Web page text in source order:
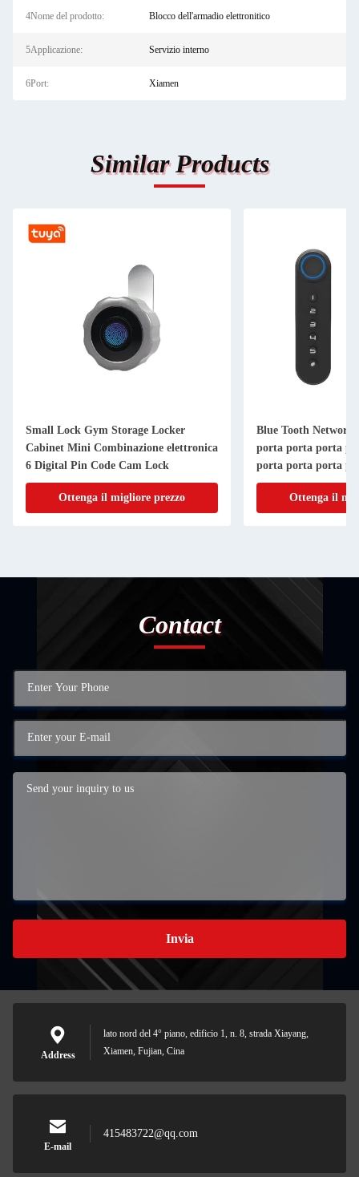
4Nome del prodotto: Blocco dell'armadio elettronitico
5Applicazione: Servizio interno
6Port: Xiamen
Similar Products
Small Lock Gym Storage Locker
Cabinet Mini Combinazione elettronica
6 Digital Pin Code Cam Lock
Ottenga il migliore prezzo
Blue Tooth
porta porta porta
porta porta porta
Ottenga il
Contact
Invia
Address
lato nord del 4° piano, edificio 1, n. 8, strada Xiayang,
Xiamen, Fujian, Cina
E-mail
415483722@qq.com